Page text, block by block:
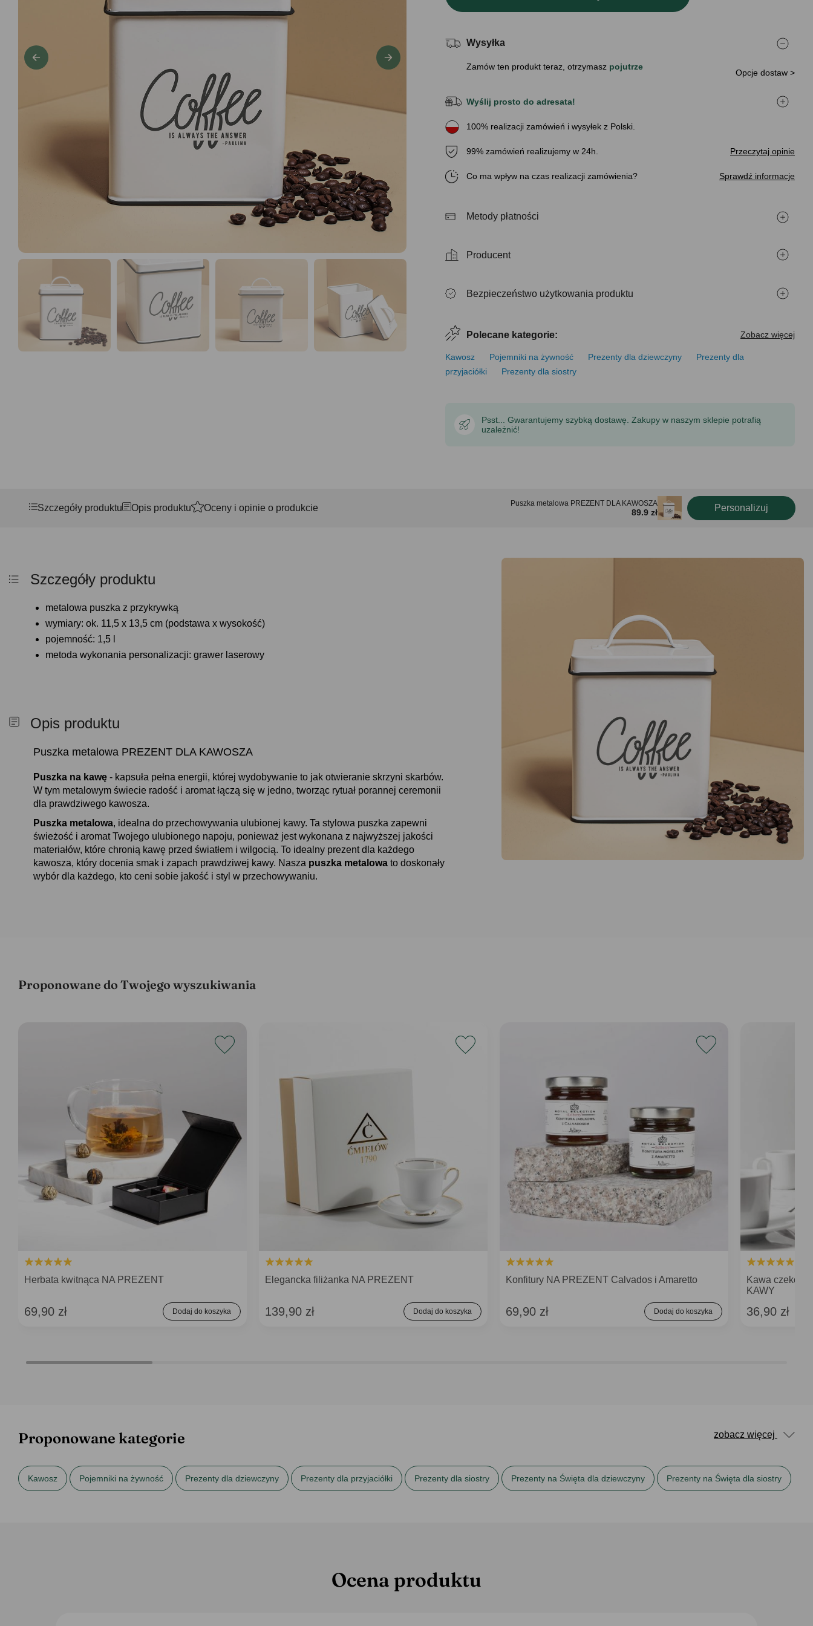
Wysyłka
Zamów ten produkt teraz, otrzymasz pojutrze
Opcje dostaw >
Wyślij prosto do adresata!
100% realizacji zamówień i wysyłek z Polski.
99% zamówień realizujemy w 24h. Przeczytaj opinie
Co ma wpływ na czas realizacji zamówienia Sprawdź informacje
Metody płatności
Producent
Bezpieczeństwo użytkowania produktu
Polecane kategorie: Zobacz więcej
Kawosz Pojemniki na żywność Prezenty dla dziewczyny
Prezenty dla
przyjaciółki
Prezenty dla siostry
Psst... Gwarantujemy szybką dostawę. Zakupy w naszym sklepie potrafią
uzależnić!
Szczegóły produktu Opis produktu Oceny i opinie o produkcie Puszka metalowa PREZENT DLA KAWOSZA
89.9 zł Personalizuj
Szczegóły produktu
metalowa puszka z przykrywką
wymiary: ok. 11,5 x 13,5 cm (podstawa x wysokość)
pojemność: 1,5 l
metoda wykonania personalizacji: grawer laserowy
Opis produktu
Puszka metalowa PREZENT DLA KAWOSZA
Puszka na kawę - kapsuła pełna energii, której wydobywanie to jak otwieranie skrzyni skarbów.
W tym metalowym świecie radość i aromat łączą się w jedno, tworząc rytuał porannej ceremonii
dla prawdziwego kawosza.
Puszka metalowa, idealna do przechowywania ulubionej kawy. Ta stylowa puszka zapewni
świeżość i aromat Twojego ulubionego napoju, ponieważ jest wykonana z najwyższej jakości
materiałów, które chronią kawę przed światłem i wilgocią. To idealny prezent dla każdego
kawosza, który docenia smak i zapach prawdziwej kawy. Nasza puszka metalowa to doskonały
wybór dla każdego, kto ceni sobie jakość i styl w przechowywaniu.
Proponowane do Twojego wyszukiwania
Herbata kwitnąca NA PREZENT
69,90 zł Dodaj do koszyka
Elegancka filiżanka NA PREZENT
139,90 zł Dodaj do koszyka
Konfitury NA PREZENT Calvados i Amaretto
69,90 zł Dodaj do koszyka
Kawa
KAWY
36,90 zł
zobacz więcej
Proponowane kategorie
Kawosz Pojemniki na żywność Prezenty dla dziewczyny Prezenty dla przyjaciółki Prezenty dla siostry Prezenty na Święta dla dziewczyny Prezenty na Święta dla siostry
Ocena produktu